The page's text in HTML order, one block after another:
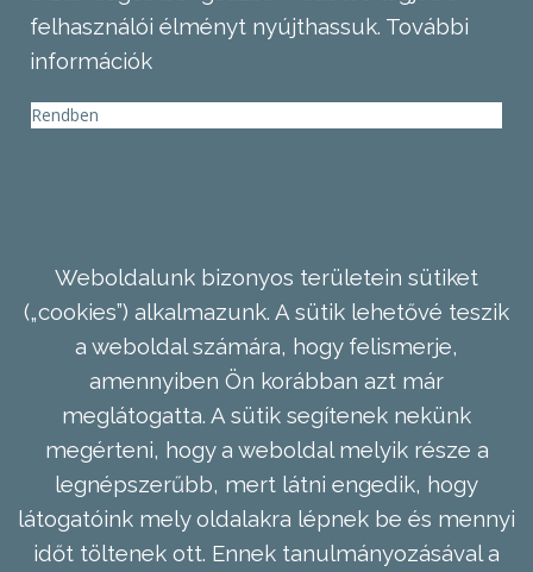
felhasználói élményt nyújthassuk. További
információk
Rendben
Weboldalunk bizonyos területein sütiket
(„cookies”) alkalmazunk. A sütik lehetővé teszik
a weboldal számára, hogy felismerje,
amennyiben Ön korábban azt már
meglátogatta. A sütik segítenek nekünk
megérteni, hogy a weboldal melyik része a
legnépszerűbb, mert látni engedik, hogy
látogatóink mely oldalakra lépnek be és mennyi
időt töltenek ott. Ennek tanulmányozásával a